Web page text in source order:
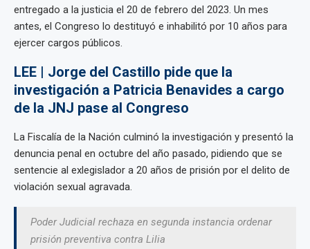
entregado a la justicia el 20 de febrero del 2023. Un mes
antes, el Congreso lo destituyó e inhabilitó por 10 años para
ejercer cargos públicos.
LEE | Jorge del Castillo pide que la
investigación a Patricia Benavides a cargo
de la JNJ pase al Congreso
La Fiscalía de la Nación culminó la investigación y presentó la
denuncia penal en octubre del año pasado, pidiendo que se
sentencie al exlegislador a 20 años de prisión por el delito de
violación sexual agravada.
Poder Judicial rechaza en segunda instancia ordenar
prisión preventiva contra Lilia